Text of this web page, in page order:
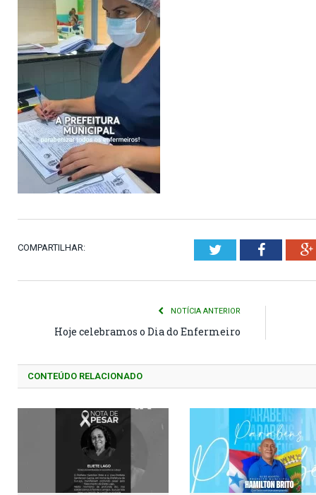
COMPARTILHAR: Twitter
NOTÍCIA ANTERIOR
Hoje celebramos o Dia do Enfermeiro
CONTEÚDO RELACIONADO